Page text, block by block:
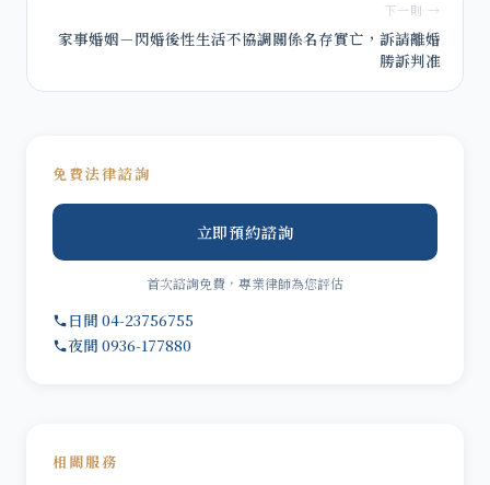
下一則 →
家事婚姻－閃婚後性生活不協調關係名存實亡，訴請離婚
勝訴判准
免費法律諮詢
立即預約諮詢
首次諮詢免費，專業律師為您評估
日間 04-23756755
夜間 0936-177880
相關服務